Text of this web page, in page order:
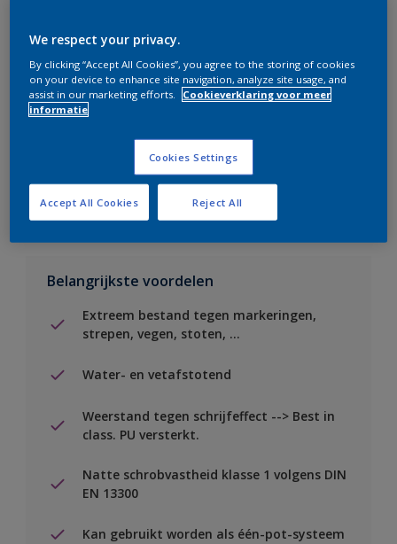
Boodschappenlijst
Vind een verkooppunt
Voeg toe aan project
Zie kleur in de Sikkens Visualizer App
Belangrijkste voordelen
Extreem bestand tegen markeringen,
strepen, vegen, stoten, ...
Water- en vetafstotend
Weerstand tegen schrijfeffect --> Best in
class. PU versterkt.
Natte schrobvastheid klasse 1 volgens DIN
EN 13300
Kan gebruikt worden als één-pot-systeem
We respect your privacy.
By clicking “Accept All Cookies”, you agree to the storing of cookies
on your device to enhance site navigation, analyze site usage, and
assist in our marketing efforts.
Cookieverklaring voor meer
informatie
Cookies Settings
Reject All
Accept All Cookies